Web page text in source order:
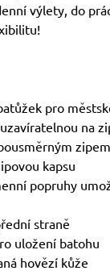
výlety, do
pro
na
zipem
kapsu
popruhy
straně
uložení batohu
hovězí kůže